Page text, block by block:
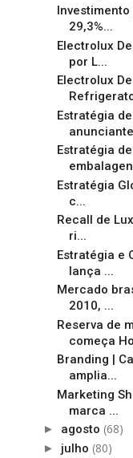
29,3%...
Electrolux
por L...
Electrolux
Estratégia
Estratégia
Estratégia
c...
Recall de
ri...
Estratégia e
lança ...
Mercado
2010, ...
Reserva de
começa
Branding |
amplia...
Marketing
marca ...
► agosto (68)
► julho (80)